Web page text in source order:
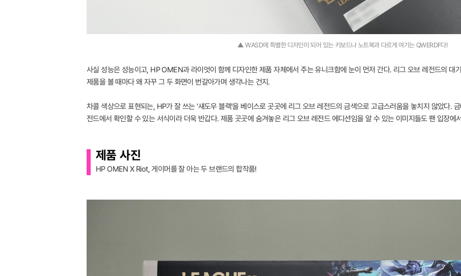
▲ WASD에 특별한 디자인이 되어 있는 키보드나 노트북과 다르게 여기는 QWERDF다!
사실 성능은 성능이고, HP OMEN과 라이엇이 함께 디자인한 제품 자체에서 주는 유니크함에 눈이 먼저 간다. 리그 오브 레전드의 대
제품을 볼 때마다 왜 자꾸 그 두 화면이 번갈아가며 생각나는 건지.
차콜 색상으로 표현되는, HP가 잘 쓰는 '섀도우 블랙'을 베이스로 곳곳에 리그 오브 레전드의 금색으로 고급스러움을 놓치지 않았다.
전드에서 확인할 수 있는 서식이라 더욱 반갑다. 제품 곳곳에 숨겨놓은 리그 오브 레전드 에디션임을 알 수 있는 이미지들도 팬 입장에
제품 사진
HP OMEN X Riot, 게이머를 잘 아는 두 브랜드의 합작품!